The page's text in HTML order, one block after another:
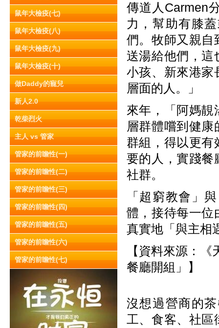
鼠年大檢疫(七)
鼠年大檢疫(八)
鼠年大檢疫(九)
鼠年大檢疫(十)
做Daddy的寵兒
新人2.0
乾柴烈火
主人 vs 管家
管家的前瞻性(一)
管家的前瞻性(二)
管家的前瞻性(三)
管家的前瞻性(四)
管家的前瞻性(五)
管家的前瞻性(六)
管家的前瞻性(七)
傳道人Carmen
力，幫助有膝
們。牧師又親自
送湯給他們，這
小孩、新來港家
層面的人。」
來年，「阿媽靚
層群體嚐到健
群組，得以更有
要的人，實踐餐
社群。
「超窮教會」
體，接待每一位
真實地「與主相
【資料來源：
餐廳開組」】
沒想過營商的
工、食客、社區